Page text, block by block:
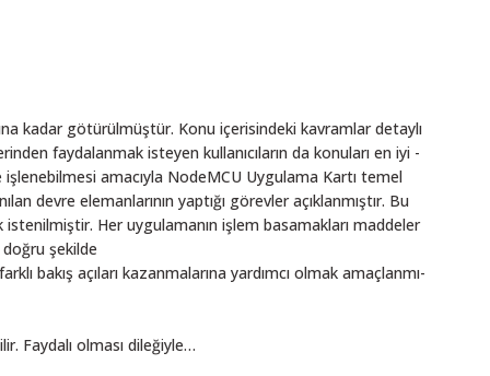
kadar götürülmü­ştür. Konu içerisindeki kavramlar detaylı
faydalanmak isteyen kullanıcıların da konuları en iyi
amacıyla NodeMCU Uygulama Kartı temel
devre elemanlarının yaptığı görevler açıklanmış­tır. Bu
Her uygulamanın iş­lem basamakları maddeler
­şekilde
bakış­ açıları kazanmalarına yardımcı olmak amaçlanmı­
Faydalı olması dileğiyle…